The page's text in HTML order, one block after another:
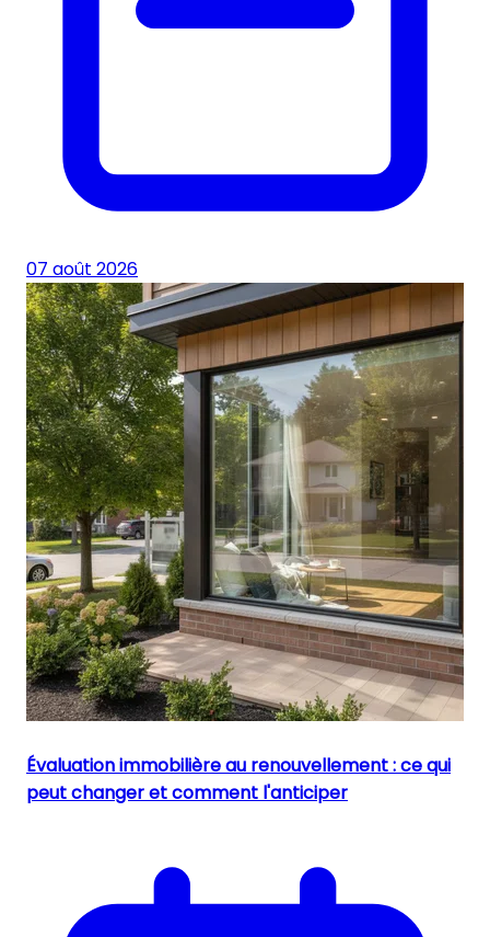
07 août 2026
Évaluation immobilière au renouvellement : ce qui
peut changer et comment l'anticiper